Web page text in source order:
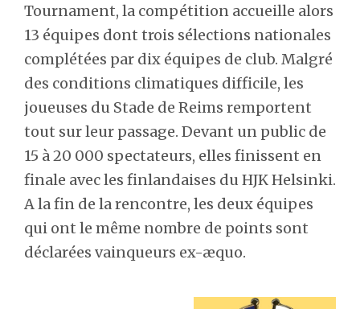
Tournament, la compétition accueille alors
13 équipes dont trois sélections nationales
complétées par dix équipes de club. Malgré
des conditions climatiques difficile, les
joueuses du Stade de Reims remportent
tout sur leur passage. Devant un public de
15 à 20 000 spectateurs, elles finissent en
finale avec les finlandaises du HJK Helsinki.
A la fin de la rencontre, les deux équipes
qui ont le même nombre de points sont
déclarées vainqueurs ex-æquo.